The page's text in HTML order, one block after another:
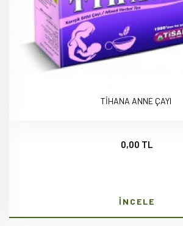
TİHANA ANNE ÇAYI
0,00 TL
İNCELE